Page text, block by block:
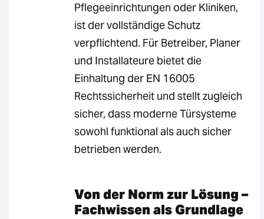
Pflegeeinrichtungen oder Kliniken,
ist der vollständige Schutz
verpflichtend. Für Betreiber, Planer
und Installateure bietet die
Einhaltung der EN 16005
Rechtssicherheit und stellt zugleich
sicher, dass moderne Türsysteme
sowohl funktional als auch sicher
betrieben werden.
Von der Norm zur Lösung –
Fachwissen als Grundlage